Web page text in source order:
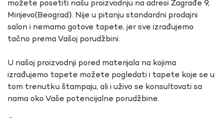
možete posetiti našu proizvodnju na adresi Zagrađe 9,
Mirijevo(Beograd). Nije u pitanju standardni prodajni
salon i nemamo gotove tapete, jer sve izrađujemo
tačno prema Vašoj porudžbini.
U našoj proizvodnji pored materijala na kojima
izrađujemo tapete možete pogledati i tapete koje se u
tom trenutku štampaju, ali i uživo se konsultovati sa
nama oko Vaše potencijalne porudžbine.